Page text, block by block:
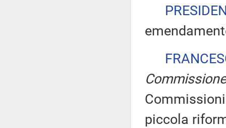
Commissione
piccola